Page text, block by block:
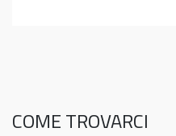
COME TROVARCI